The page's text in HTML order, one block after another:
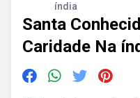
índia
Santa
Caridade Na